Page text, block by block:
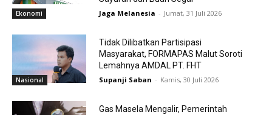
Ekonomi Jaga Melanesia - Jumat, 31 Juli 2026
Nasional
Tidak Dilibatkan Partisipasi
Masyarakat, FORMAPAS Malut Soroti
Lemahnya AMDAL PT. FHT
Supanji Saban - Kamis, 30 Juli 2026
Gas Masela Mengalir, Pemerintah